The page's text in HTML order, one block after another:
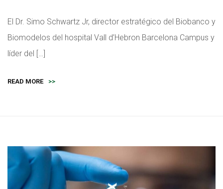
El Dr. Simo Schwartz Jr, director estratégico del Biobanco y
Biomodelos del hospital Vall d’Hebron Barcelona Campus y
líder del […]
READ MORE >>